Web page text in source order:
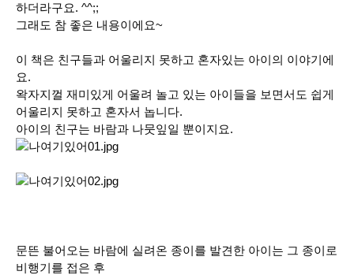
하더라구요. ^^;;
그래도 참 좋은 내용이에요~
이 책은 친구들과 어울리지 못하고 혼자있는 아이의 이야기에
요.
왁자지껄 재미있게 어울려 놀고 있는 아이들을 보면서도 쉽게
어울리지 못하고 혼자서 놉니다.
아이의 친구는 바람과 나뭇잎일 뿐이지요.
문뜬 불어오는 바람에 실려온 종이를 발견한 아이는 그 종이로
비행기를 접은 후